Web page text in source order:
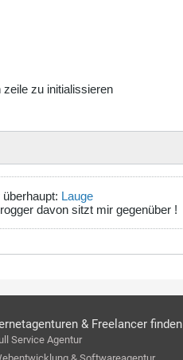
zu initialissieren
Lauge
davon sitzt mir gegenüber !
& Freelancer finden
Service Agentur